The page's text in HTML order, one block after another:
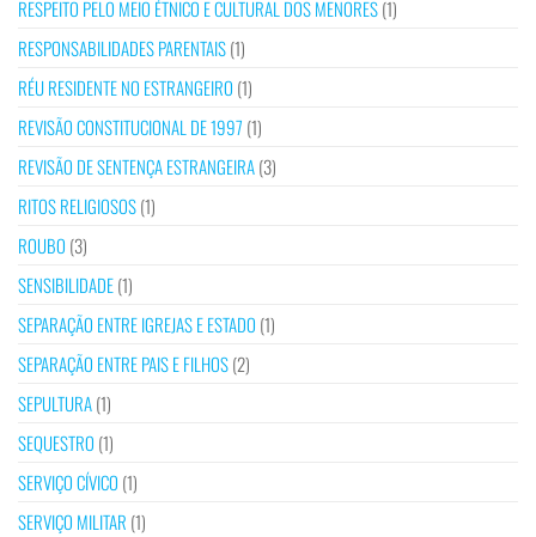
RESPEITO PELO MEIO ÉTNICO E CULTURAL DOS MENORES(1)
RESPONSABILIDADES PARENTAIS(1)
RÉU RESIDENTE NO ESTRANGEIRO (1)
REVISÃO CONSTITUCIONAL DE 1997 (1)
REVISÃO DE SENTENÇA ESTRANGEIRA(3)
RITOS RELIGIOSOS(1)
ROUBO (3)
SENSIBILIDADE(1)
SEPARAÇÃO ENTRE IGREJAS E ESTADO (1)
SEPARAÇÃO ENTRE PAIS E FILHOS(2)
SEPULTURA(1)
SEQUESTRO (1)
SERVIÇO CÍVICO (1)
SERVIÇO MILITAR (1)